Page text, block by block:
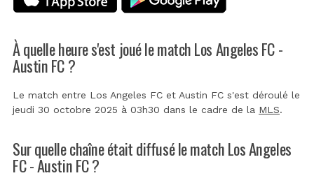
À quelle heure s'est joué le match Los Angeles FC -
Austin FC ?
Le match entre Los Angeles FC et Austin FC s'est déroulé le
jeudi 30 octobre 2025 à 03h30 dans le cadre de la MLS.
Sur quelle chaîne était diffusé le match Los Angeles
FC - Austin FC ?